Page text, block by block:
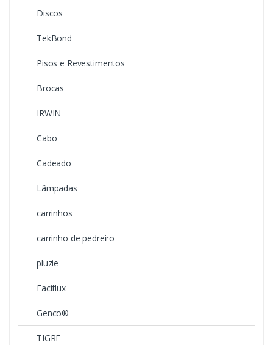
Discos
TekBond
Pisos e Revestimentos
Brocas
IRWIN
Cabo
Cadeado
Lâmpadas
carrinhos
carrinho de pedreiro
pluzie
Faciflux
Genco®
TIGRE